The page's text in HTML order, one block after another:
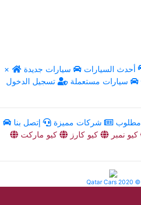
× أحدث السيارات
سيارات جديدة
سيارات مستعملة
تسجيل الدخول
مطلوب شركات مميزة
إتصل بنا
كيو نمبر كيو كارز
كيو ماركت
Qatar Cars 2020 ©